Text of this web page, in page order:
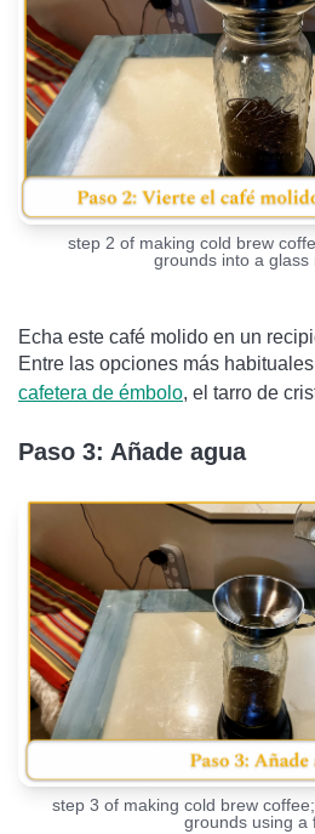
step 2 of making cold brew
grounds into a glass
Echa este café molido en un
Entre las opciones más
cafetera de émbolo, el tarro de
Paso 3: Añade agua
step 3 of making cold brew
grounds using a